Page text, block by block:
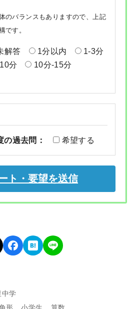
のバランスもありますので、上記
です。
解答 1分以内
1-3分
分
10分-15分
の過去問： 希望する
中学
形 小学生
算数